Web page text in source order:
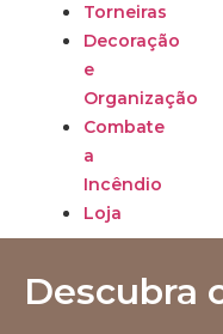
Torneiras
Decoração
e
Organização
Combate
a
Incêndio
Loja
Descubra